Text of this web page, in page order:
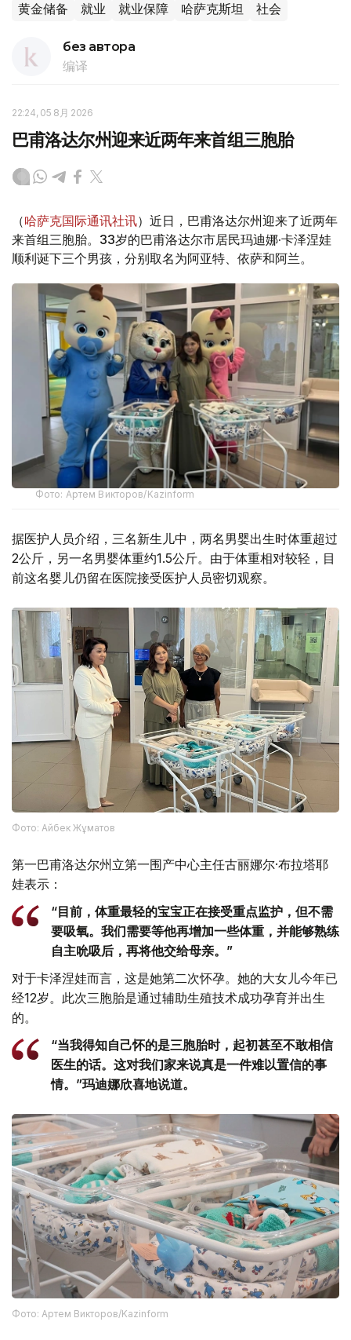
黄金储备 就业 就业保障 哈萨克斯坦 社会
без автора
编译
22:24, 05 8月 2026
巴甫洛达尔州迎来近两年来首组三胞胎
（哈萨克国际通讯社讯）近日，巴甫洛达尔州迎来了近两年
来首组三胞胎。33岁的巴甫洛达尔市居民玛迪娜·卡泽涅娃
顺利诞下三个男孩，分别取名为阿亚特、依萨和阿兰。
Фото: Артем Викторов/Kazinform
据医护人员介绍，三名新生儿中，两名男婴出生时体重超过
2公斤，另一名男婴体重约1.5公斤。由于体重相对较轻，目
前这名婴儿仍留在医院接受医护人员密切观察。
Фото: Айбек Жұматов
第一巴甫洛达尔州立第一围产中心主任古丽娜尔·布拉塔耶
娃表示：
“目前，体重最轻的宝宝正在接受重点监护，但不需
要吸氧。我们需要等他再增加一些体重，并能够熟练
自主吮吸后，再将他交给母亲。”
对于卡泽涅娃而言，这是她第二次怀孕。她的大女儿今年已
经12岁。此次三胞胎是通过辅助生殖技术成功孕育并出生
的。
“当我得知自己怀的是三胞胎时，起初甚至不敢相信
医生的话。这对我们家来说真是一件难以置信的事
情。”玛迪娜欣喜地说道。
Фото: Артем Викторов/Kazinform